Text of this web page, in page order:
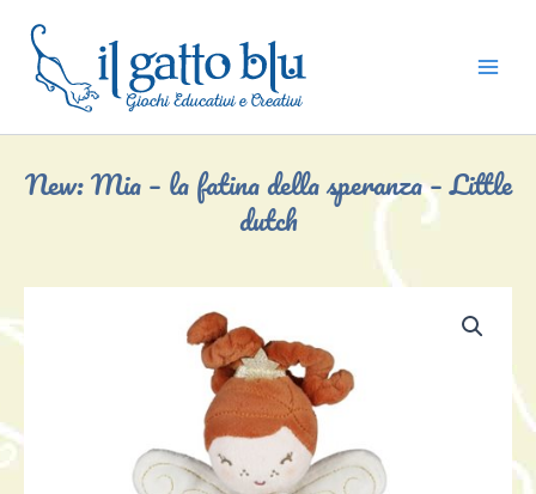
contenuto
New: Mia – la fatina della speranza – Little
dutch